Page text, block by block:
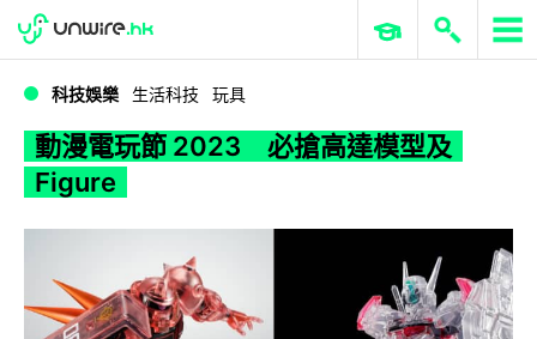
動漫電玩節 2023 必搶高達模型及 Figure
WWDC 2026 ERP 與商業 AI
科技娛樂 生活科技 玩具
動漫電玩節 2023 必搶高達模型及
Figure